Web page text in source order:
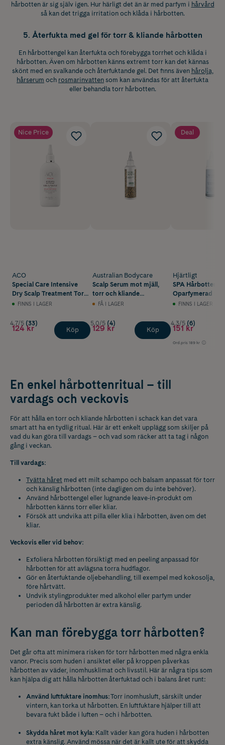
hårbotten är sig själv igen. Hur härligt det än är med parfym i hårvård
så kan det trigga irritation och klåda i hårbotten.
5. Återfukta med gel för torr & kliande hårbotten
En hårbottengel kan återfukta och förebygga torrhet och klåda i
hårbotten. Även om hårbotten känns extremt torr kan det kännas
skönt med en svalkande och återfuktande gel. Det finns även hårolja,
hårserum och rosmarinvatten som kan användas för att återfukta
eller behandla torr hårbotten.
Nice Price
ACO
Special Care Intensive
Dry Scalp Treatment Torr
& Känslig Hårbotten
FINNS I LAGER
4.7/5 (33)
124 kr Köp
Australian Bodycare
Scalp Serum mot mjäll,
torr och kliande
hårbotten 150 ml
FÅ I LAGER
5.0/5 (4)
129 kr Köp
Deal
Hjärtligt
SPA Hårbottengel
Oparfymerad 50
FINNS I LAGER
4.3/5 (6)
151 kr
Ord.pris 189 kr
En enkel hårbottenritual – till
vardags och veckovis
För att hålla en torr och kliande hårbotten i schack kan det vara
smart att ha en tydlig ritual. Här är ett enkelt upplägg som skiljer på
vad du kan göra till vardags – och vad som räcker att ta tag i någon
gång i veckan.
Till vardags:
Tvätta håret med ett milt schampo och balsam anpassat för torr
och känslig hårbotten (inte dagligen om du inte behöver).
Använd hårbottengel eller lugnande leave‑in‑produkt om
hårbotten känns torr eller kliar.
Försök att undvika att pilla eller klia i hårbotten, även om det
kliar.
Veckovis eller vid behov:
Exfoliera hårbotten försiktigt med en peeling anpassad för
hårbotten för att avlägsna torra hudflagor.
Gör en återfuktande oljebehandling, till exempel med kokosolja,
före hårtvätt.
Undvik stylingprodukter med alkohol eller parfym under
perioden då hårbotten är extra känslig.
Kan man förebygga torr hårbotten?
Det går ofta att minimera risken för torr hårbotten med några enkla
vanor. Precis som huden i ansiktet eller på kroppen påverkas
hårbotten av väder, inomhusklimat och livsstil. Här är några tips som
kan hjälpa dig att hålla hårbotten återfuktad och i balans året runt:
Använd luftfuktare inomhus:Torr inomhusluft, särskilt under
vintern, kan torka ut hårbotten. En luftfuktare hjälper till att
bevara fukt både i luften – och i hårbotten.
Skydda håret mot kyla: Kallt väder kan göra huden i hårbotten
extra känslig. Använd mössa när det är kallt ute för att skydda